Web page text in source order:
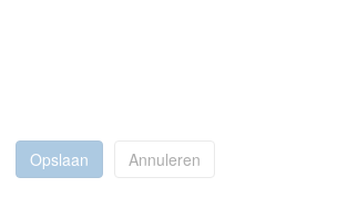
Opslaan Annuleren